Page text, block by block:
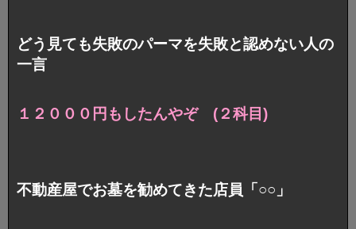
どう見ても失敗のパーマを失敗と認めない人の
一言
１２０００円もしたんやぞ (２科目)
不動産屋でお墓を勧めてきた店員「○○」